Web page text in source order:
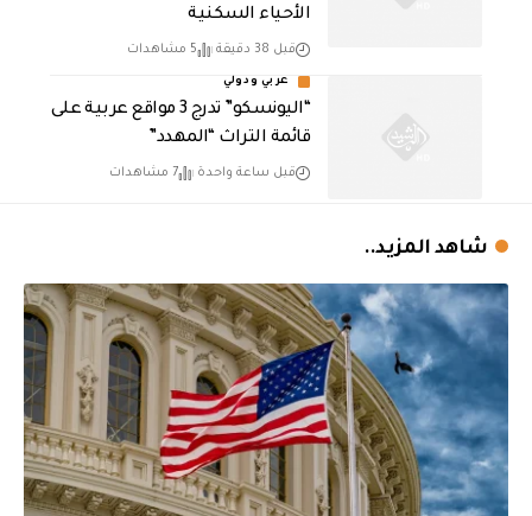
الأحياء السكنية
قبل 38 دقيقة 5 مشاهدات
عربي ودولي
“اليونسكو” تدرج 3 مواقع عربية على
قائمة التراث “المهدد”
قبل ساعة واحدة 7 مشاهدات
شاهد المزيد..